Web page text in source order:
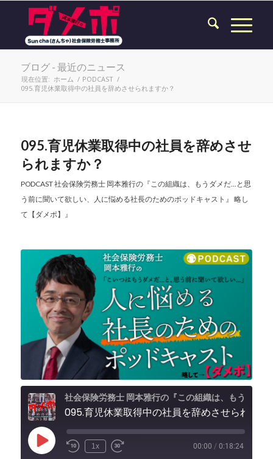
ブログ - 最近のニュース
現在位置: ホーム / PODCAST /
095.育児休業取得中の社員を辞めさせられますか？
095.育児休業取得中の社員を辞めさせ
られますか？
PODCAST社会保険労務士 岡本雅行の『この組織は、もうダメだ...と思
う前に聞いて欲しい、人に悩める社長のためのポッドキャスト』 略し
て【ダメポ】』
Play
Episode
1x 00:00 / 0:18:24